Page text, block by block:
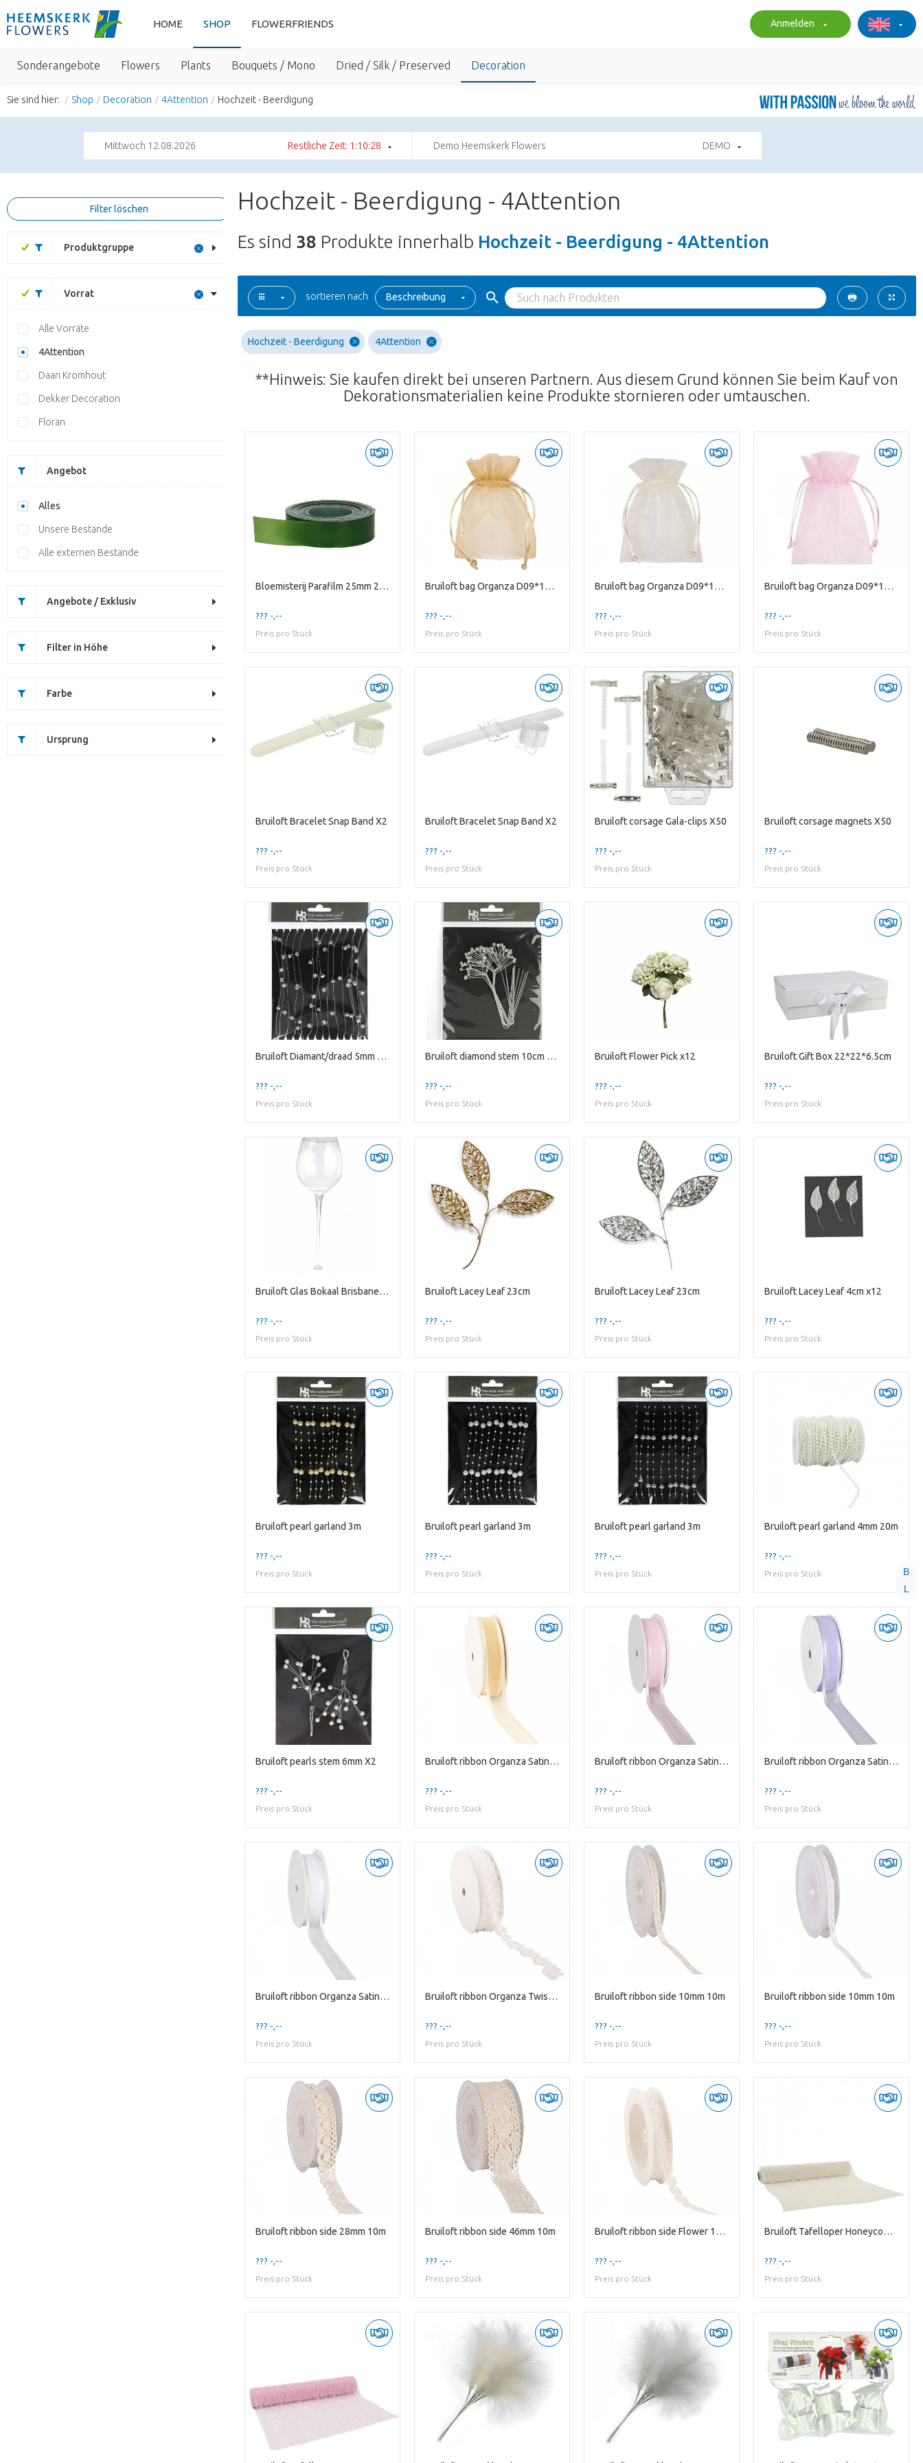
HOME SHOP FLOWERFRIENDS Anmelden
Sonderangebote Flowers Plants Bouquets / Mono Dried / Silk / Preserved Decoration
Sie sind hier: Shop Decoration 4Attention Hochzeit - Beerdigung
Mittwoch 12.08.2026 Restliche Zeit: 1:10:27 Demo Heemskerk Flowers DEMO
B
L
Filter löschen
Produktgruppe
Vorrat
Alle Vorräte
4Attention
Daan Kromhout
Dekker Decoration
Floran
Angebot
Alles
Unsere Bestände
Alle externen Bestände
Angebote / Exklusiv
Filter in Höhe
Farbe
Ursprung
Hochzeit - Beerdigung - 4Attention
Es sind 38 Produkte innerhalb Hochzeit - Beerdigung - 4Attention
sortieren nach Beschreibung
Hochzeit - Beerdigung 4Attention
**Hinweis: Sie kaufen direkt bei unseren Partnern. Aus diesem Grund können Sie beim Kauf von
Dekorationsmaterialien keine Produkte stornieren oder umtauschen.
Bloemisterij Parafilm 25mm 27m
??? -,--
Preis pro Stück
Bruiloft bag Organza D09*12cm
??? -,--
Preis pro Stück
Bruiloft bag Organza D09*12cm
??? -,--
Preis pro Stück
Bruiloft bag Organza D09*12cm
??? -,--
Preis pro Stück
Bruiloft Bracelet Snap Band X2
??? -,--
Preis pro Stück
Bruiloft Bracelet Snap Band X2
??? -,--
Preis pro Stück
Bruiloft corsage Gala-clips X50
??? -,--
Preis pro Stück
Bruiloft corsage magnets X50
??? -,--
Preis pro Stück
Bruiloft Diamant/draad 5mm 5m
??? -,--
Preis pro Stück
Bruiloft diamond stem 10cm x12
??? -,--
Preis pro Stück
Bruiloft Flower Pick x12
??? -,--
Preis pro Stück
Bruiloft Gift Box 22*22*6.5cm
??? -,--
Preis pro Stück
Bruiloft Glas Bokaal Brisbane D17/23*70cm
??? -,--
Preis pro Stück
Bruiloft Lacey Leaf 23cm
??? -,--
Preis pro Stück
Bruiloft Lacey Leaf 23cm
??? -,--
Preis pro Stück
Bruiloft Lacey Leaf 4cm x12
??? -,--
Preis pro Stück
Bruiloft pearl garland 3m
??? -,--
Preis pro Stück
Bruiloft pearl garland 3m
??? -,--
Preis pro Stück
Bruiloft pearl garland 3m
??? -,--
Preis pro Stück
Bruiloft pearl garland 4mm 20m
??? -,--
Preis pro Stück
Bruiloft pearls stem 6mm X2
??? -,--
Preis pro Stück
Bruiloft ribbon Organza Satin 25mm 25m
??? -,--
Preis pro Stück
Bruiloft ribbon Organza Satin 25mm 25m
??? -,--
Preis pro Stück
Bruiloft ribbon Organza Satin 25mm 25m
??? -,--
Preis pro Stück
Bruiloft ribbon Organza Satin 25mm 25m
??? -,--
Preis pro Stück
Bruiloft ribbon Organza Twist 15mm 10m
??? -,--
Preis pro Stück
Bruiloft ribbon side 10mm 10m
??? -,--
Preis pro Stück
Bruiloft ribbon side 10mm 10m
??? -,--
Preis pro Stück
Bruiloft ribbon side 28mm 10m
??? -,--
Preis pro Stück
Bruiloft ribbon side 46mm 10m
??? -,--
Preis pro Stück
Bruiloft ribbon side Flower 15mm 20m
??? -,--
Preis pro Stück
Bruiloft Tafelloper Honeycomb 28cm 2.5m
??? -,--
Preis pro Stück